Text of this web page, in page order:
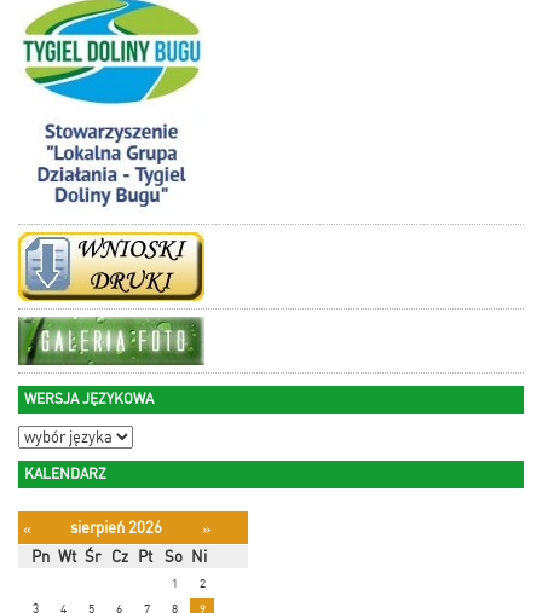
WERSJA JĘZYKOWA
KALENDARZ
« sierpień 2026
»
Pn Wt Śr Cz Pt So Ni
1
2
3
4 5 6 7 8 9